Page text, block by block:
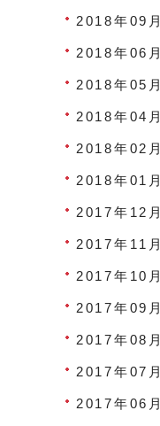
2018年09月
2018年06月
2018年05月
2018年04月
2018年02月
2018年01月
2017年12月
2017年11月
2017年10月
2017年09月
2017年08月
2017年07月
2017年06月